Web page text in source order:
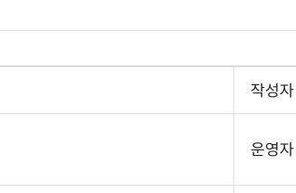
작성자
운영자